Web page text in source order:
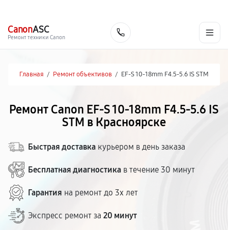
CanonASC
Ремонт техники Canon
Главная / Ремонт объективов / EF-S 10-18mm F4.5-5.6 IS STM
Ремонт Canon EF-S 10-18mm F4.5-5.6 IS
STM в Красноярске
Быстрая доставка курьером в день заказа
Бесплатная диагностика в течение 30 минут
Гарантия на ремонт до 3х лет
Экспресс ремонт за 20 минут